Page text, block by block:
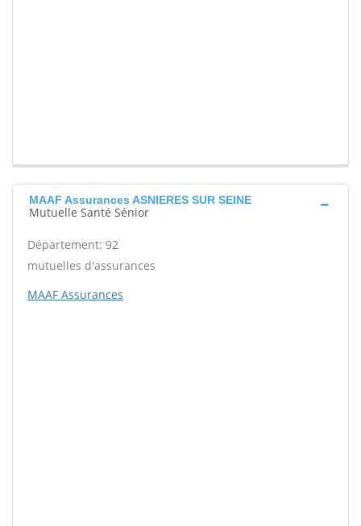
MAAF Assurances ASNIERES SUR SEINE
Mutuelle Santé Sénior
Département: 92
mutuelles d'assurances
MAAF Assurances